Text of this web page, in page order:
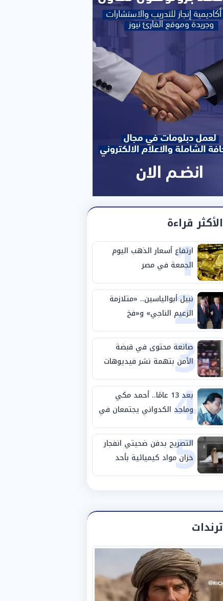
الأكثر قراءة
1
ارتفاع أسعار الذهب اليوم
الجمعة في مصر
2
نبيل أبوالياسين.. «متلازمة
الزعيم الناجي» و«فخ
الشرعية المزدوجة» وترامب
ينأى بنفسه وحليفه في
«ميتم استراتيجي»
3
صانعة محتوى في قبضة
الأمن بتهمة نشر فيديوهات
خادشة للحياء
4 بعد 13 عامًا.. أحمد مكي
وماجد الكدواني يجتمعان في
«فرصة سعيدة»
5
التصريح بدفن ضحيتي انفجار
خزان مواد كيميائية بأحد
مصانع الفيوم
ترندات